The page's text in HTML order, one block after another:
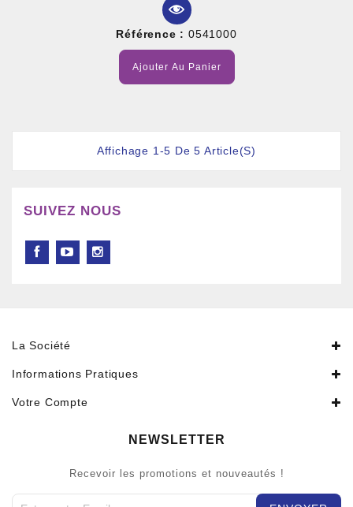
Référence : 0541000
Ajouter Au Panier
Affichage 1-5 De 5 Article(s)
SUIVEZ NOUS
La Société
Informations Pratiques
Votre Compte
NEWSLETTER
Recevoir les promotions et nouveautés !